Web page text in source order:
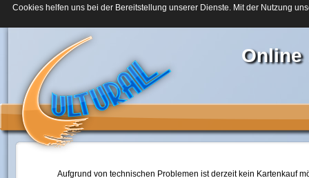
Cookies helfen uns bei der Bereitstellung unserer Dienste. Mit der Nutzung
Online
Aufgrund von technischen Problemen ist derzeit kein Kartenkauf